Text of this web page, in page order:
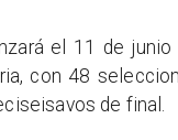
el 11 de
con 48
de final.